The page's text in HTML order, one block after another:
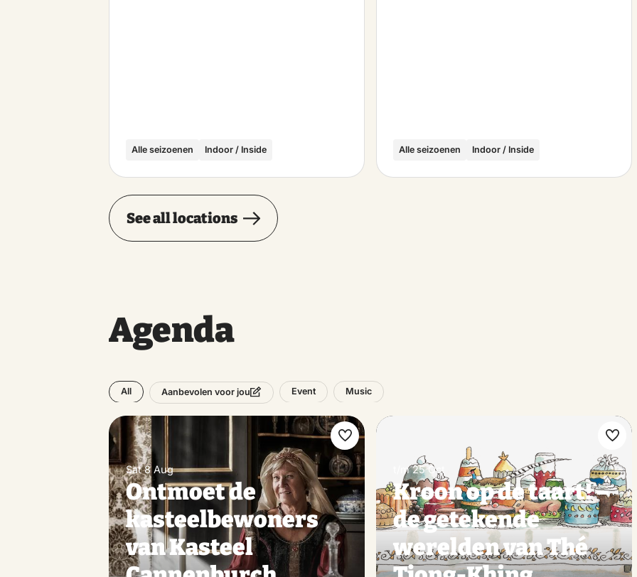
Alle seizoenen Indoor / Inside Alle seizoenen Indoor / Inside
See all locations
Agenda
All Aanbevolen voor jou Event Music
Sat 8 Aug
Ontmoet de
kasteelbewoners
van Kasteel
Make
favorite
t/m 25 Oct
Kroon op de taart! –
de getekende
werelden van Thé